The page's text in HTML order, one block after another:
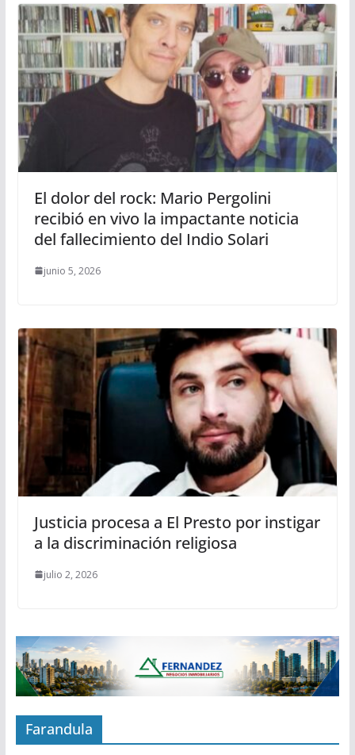
El dolor del rock: Mario Pergolini
recibió en vivo la impactante noticia
del fallecimiento del Indio Solari
junio 5, 2026
Justicia procesa a El Presto por instigar
a la discriminación religiosa
julio 2, 2026
Farandula